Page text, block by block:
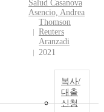
Salud Casanova
Asencio, Andrea
Thomson
Reuters
Aranzadi
2021
복사/
대출
신청